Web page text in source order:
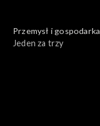
Przemysł i gospodarka
Jeden za trzy